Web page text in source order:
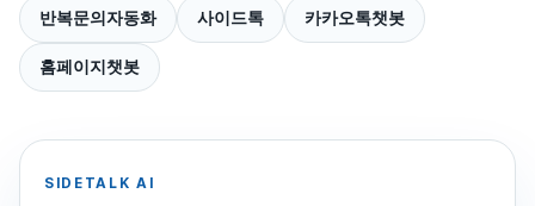
반복문의자동화 사이드톡 카카오톡챗봇
홈페이지챗봇
SIDETALK AI